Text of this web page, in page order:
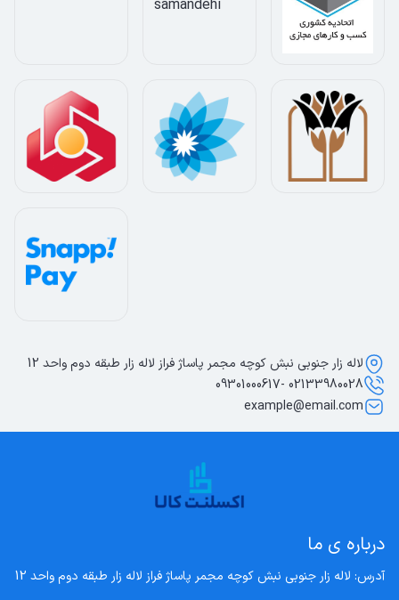
درباره ی ما
آدرس: لاله زار جنوبی نبش کوچه مجمر پاساژ فراز لاله زار طبقه دوم واحد 12
لاله زار جنوبی نبش کوچه مجمر پاساژ فراز لاله زار طبقه دوم واحد 12
02133980028 -09301000617
example@email.com